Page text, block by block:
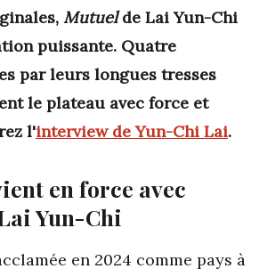
Mutuelde Lai Yun-Chi
puissante. Quatre
par leurs longues tresses
le plateau avec force et
l'interview de Yun-Chi Lai.
en force avec
Yun-Chi
en 2024 comme pays à